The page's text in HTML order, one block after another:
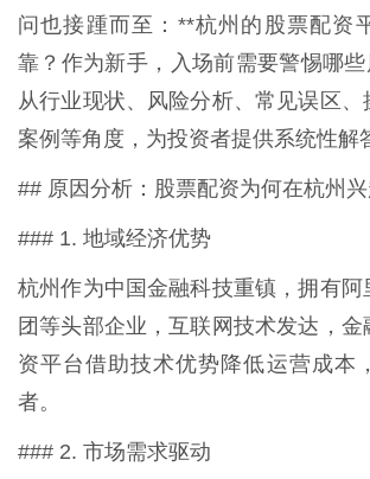
问也接踵而至：**杭州的股票配资
靠？作为新手，入场前需要警惕哪
从行业现状、风险分析、常见误区
案例等角度，为投资者提供系统性解
## 原因分析：股票配资为何在杭州兴
### 1. 地域经济优势
杭州作为中国金融科技重镇，拥有阿
团等头部企业，互联网技术发达，
资平台借助技术优势降低运营成本
者。
### 2. 市场需求驱动